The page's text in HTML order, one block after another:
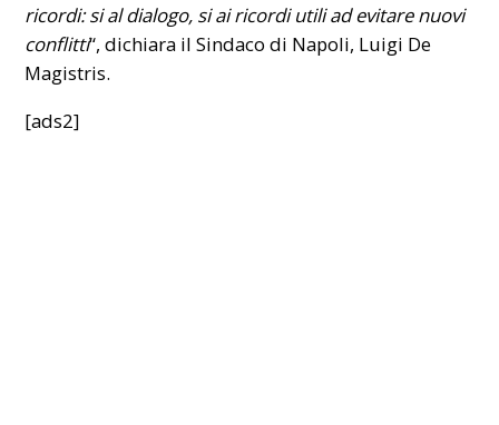
ricordi: si al dialogo, si ai ricordi utili ad evitare nuovi
conflitti“, dichiara il Sindaco di Napoli, Luigi De
Magistris.
[ads2]